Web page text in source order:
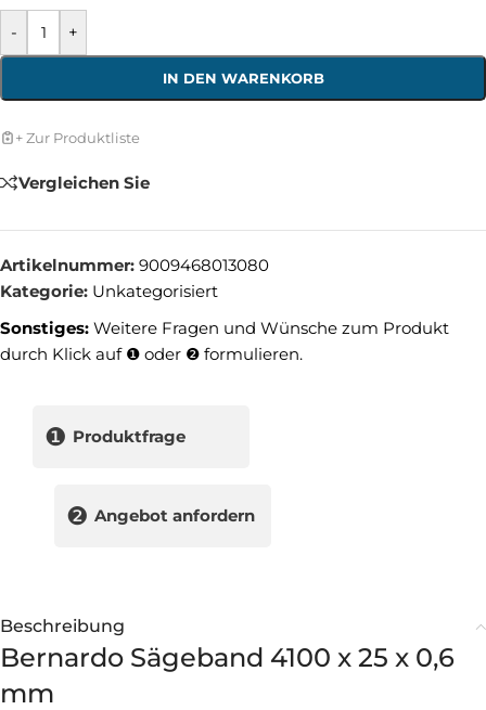
- +
IN DEN WARENKORB
+ Zur Produktliste
Vergleichen Sie
Artikelnummer: 9009468013080
Kategorie: Unkategorisiert
Sonstiges: Weitere Fragen und Wünsche zum Produkt
durch Klick auf ❶ oder ❷ formulieren.
❶ Produktfrage
❷ Angebot anfordern
Beschreibung
Bernardo Sägeband 4100 x 25 x 0,6
mm